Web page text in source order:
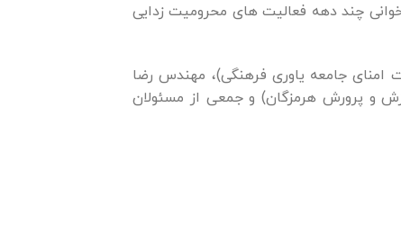
چند دهه فعالیت های محرومیت زدایی
جامعه یاوری فرهنگی)، مهندس رضا
و پرورش هرمزگان) و جمعی از مسئولان